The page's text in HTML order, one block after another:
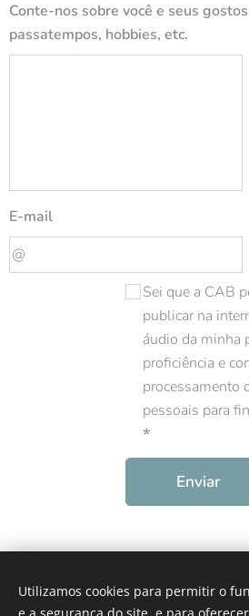
Conte-nos sobre você e seus
passatempos, hobbies, etc.
E-mail
Sei que a CAB
publicar na
áudio da minha
proficiência e
processamento
pessoais para
Enviar
© 2026 | Cultura Argentino-Brasileña
Reservados
Utilizamos cookies para permitir o